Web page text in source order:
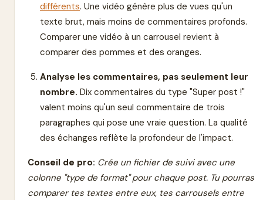
différents. Une vidéo génère plus de vues qu'un
texte brut, mais moins de commentaires profonds.
Comparer une vidéo à un carrousel revient à
comparer des pommes et des oranges.
Analyse les commentaires, pas seulement leur
nombre. Dix commentaires du type "Super post !"
valent moins qu'un seul commentaire de trois
paragraphes qui pose une vraie question. La qualité
des échanges reflète la profondeur de l'impact.
Conseil de pro: Crée un fichier de suivi avec une
colonne "type de format" pour chaque post. Tu pourras
comparer tes textes entre eux, tes carrousels entre